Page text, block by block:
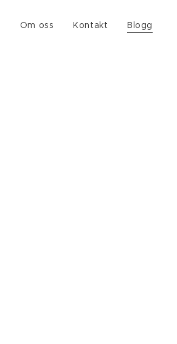
Om oss Kontakt Blogg